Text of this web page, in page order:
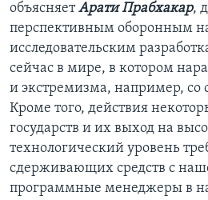
объясняетАрати Прабхакар,
перспективным оборонным
исследовательским
сейчас в мире, в котором
и экстремизма, например, со
Кроме того, действия
государств и их выход на
технологический уровень
сдерживающих средств с
программные менеджеры в